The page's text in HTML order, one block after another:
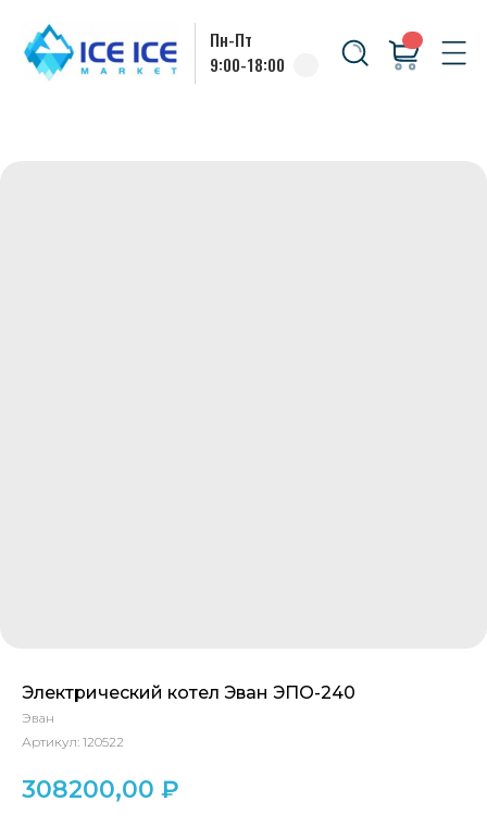
9:00-18:00
Электрический котел Эван ЭПО-240
Эван
Артикул: 120522
308200,00 ₽